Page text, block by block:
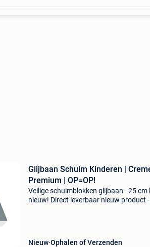
Glijbaan Schuim Kinderen |
Premium | OP=OP!
Veilige schuimblokken glijbaan - 25 cm
nieuw! Direct leverbaar nieuw product
Nieuw Ophalen of Verzenden